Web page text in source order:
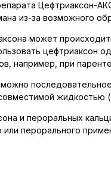
из-за возможного
может
например, при
и пероральных
перорального